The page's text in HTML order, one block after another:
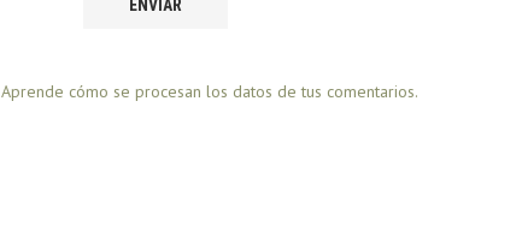
Aprende cómo se procesan los datos de tus comentarios.